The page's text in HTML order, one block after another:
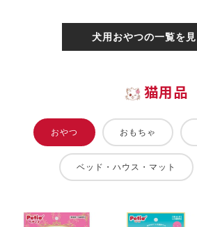
犬用おやつの一覧を見
猫用品
おやつ おもちゃ
ベッド・ハウス・マット